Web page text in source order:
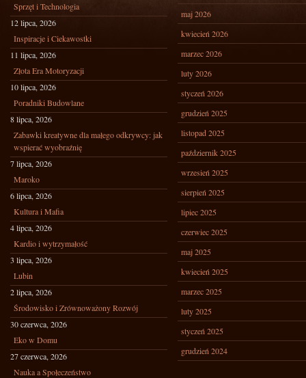
Sprzęt i Technologia
12 lipca, 2026
Inspiracje i Ciekawostki
11 lipca, 2026
Złota Era Motoryzacji
10 lipca, 2026
Poradniki Budowlane
8 lipca, 2026
Zabawki kreatywne dla małego odkrywcy: jak
wspierać wyobraźnię
7 lipca, 2026
Maroko
6 lipca, 2026
Kultura i Mafia
4 lipca, 2026
Kardio i wytrzymałość
3 lipca, 2026
Lubin
2 lipca, 2026
Środowisko i Zrównoważony Rozwój
30 czerwca, 2026
Eko w Domu
27 czerwca, 2026
Nauka a Społeczeństwo
maj 2026
kwiecień 2026
marzec 2026
luty 2026
styczeń 2026
grudzień 2025
listopad 2025
październik 2025
wrzesień 2025
sierpień 2025
lipiec 2025
czerwiec 2025
maj 2025
kwiecień 2025
marzec 2025
luty 2025
styczeń 2025
grudzień 2024